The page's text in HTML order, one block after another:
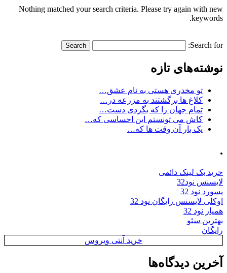
Nothing matched your search criteria. Please try again with new
keywords.
Search for:
نوشته‌های تازه
تو مخدری هستی به نام عشق…
کلاغ ها برگشتند به مزرعه در…
تمام جهان را که بگردی دست…
کاش می تونستم این احساسی که…
یک بار آن وقت ها که…
.
خرید بک لینک دائمی
لایسنس نود32
پسورد نود 32
اوکلی لایسنس رایگان نود 32
همیار نود 32
بهترین سئو
رایگان
خرید آنتی ویروس
آخرین دیدگاه‌ها